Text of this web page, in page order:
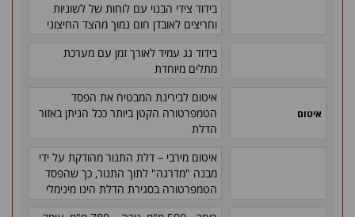
בידוד צידי הבנוי עם לוחות של לשוניות
וחריצים לאובדן חום נמוך מהצד החיצוני
בידוד גג עמיד לאורך זמן עם מערכת
מתלים מיוחדת
איטום
איטום לבירינת המבטיח את הפסד
הטמפרטורה הקטן ביותר ככל הניתן באזור
הדלת
איטום מירבי – דלת התנור מהודקת על ידי
מבנה "מדרגה" לתוך התנור, כך שהפסד
הטמפרטורה בסגירת הדלת הינו מינימלי